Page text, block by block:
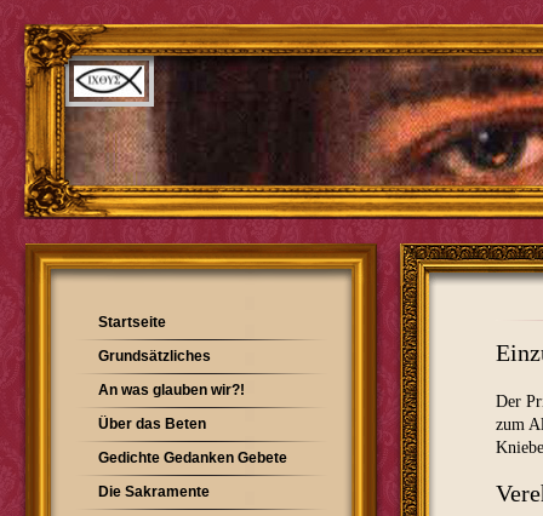
Der
zum
Startseite
Grundsätzliches
An was glauben wir?!
Über das Beten
Gedichte Gedanken Gebete
Die Sakramente